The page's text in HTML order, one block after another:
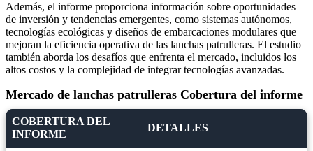
Además, el informe proporciona información sobre oportunidades
de inversión y tendencias emergentes, como sistemas autónomos,
tecnologías ecológicas y diseños de embarcaciones modulares que
mejoran la eficiencia operativa de las lanchas patrulleras. El estudio
también aborda los desafíos que enfrenta el mercado, incluidos los
altos costos y la complejidad de integrar tecnologías avanzadas.
Mercado de lanchas patrulleras Cobertura del informe
COBERTURA DEL
INFORME
DETALLES